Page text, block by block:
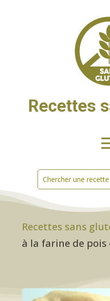
Recettes
Recettes sans
à la farine de pois